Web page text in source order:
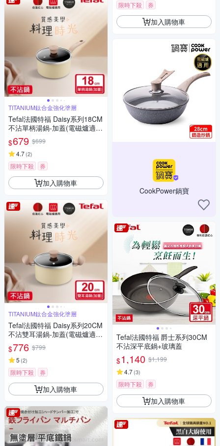
TITANIUM鈦合金強化塗層
Tefal法國特福 Daisy系列18CM
不沾單柄湯鍋-加蓋(電磁爐適
用)
$679 $699
4.7(2)
限時下殺 券
加入購物車
TITANIUM鈦合金強化塗層
Tefal法國特福 Daisy系列20CM
不沾雙耳湯鍋-加蓋(電磁爐適
用)
$776 $799
5 (2)
限時下殺 券
加入購物車
限時下殺 券
加入購物車
CookPower鍋寶
Tefal法國特福 爵士系列30CM
不沾深平底鍋+玻璃蓋
$1,140 $1,199
4.7(3)
限時下殺 券
加入購物車